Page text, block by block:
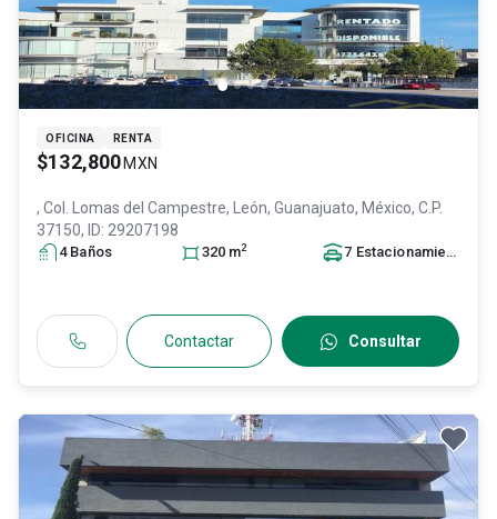
OFICINA RENTA
$132,800 MXN
, Col. Lomas del Campestre, León, Guanajuato, México, C.P.
37150, ID: 29207198
4 Baños 320 m2 7 Estacionamiento
Contactar Consultar